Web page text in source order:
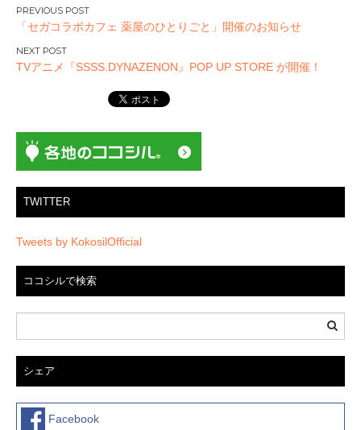
投
稿
ナ
ビ
シ
ョ
「セガコラボカフェ 薬屋のひとりごと」開催のお知らせ
TVアニメ『SSSS.DYNAZENON』POP UP STORE が開催！
TWITTER
Tweets by KokosilOfficial
ココシルで検索
シェア
Facebook